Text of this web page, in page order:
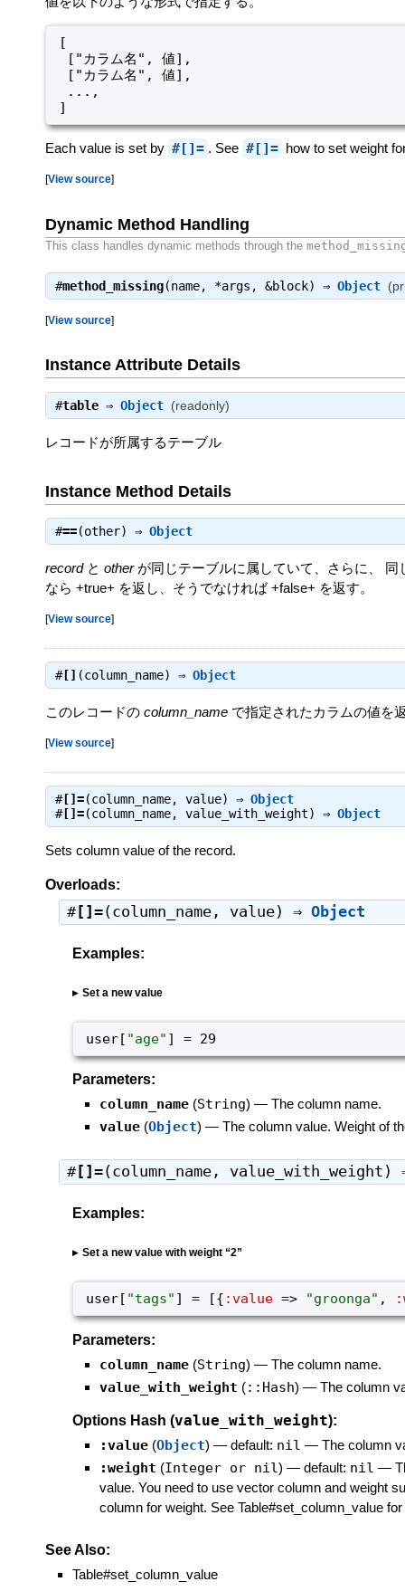
[
["カラム名", 値],
["カラム名", 値],
...,
Each value is set by #[]= . See #[]= how to set weight
[View source]
Dynamic Method Handling
This class handles dynamic methods through the
#method_missing(name, *args, &block) ⇒ Object
[View source]
Instance Attribute Details
#table ⇒ Object (readonly)
レコードが所属するテーブル
Instance Method Details
#==(other) ⇒ Object
recordと otherが同じテーブルに属していて、さらに、 同
なら +true+ を返し、そうでなければ +false+ を返す。
[View source]
#[] (column_name) ⇒ Object
このレコードの column_name で指定されたカラムの値を
[View source]
#[]=(column_name, value) ⇒ Object
#[]=(column_name, value_with_weight) ⇒ Object
Sets column value of the record.
Overloads:
#[]=(column_name, value) ⇒ Object
Examples:
Set a new value
user[ "age" ] = 29
Parameters:
column_name (String) — The column name.
value (Object) — The column value. Weight of
#[]=(column_name,
Examples:
Set a new value with weight “2”
user[ "tags" ] = [{ :value => "groonga" ,
Parameters:
column_name (String) — The column name.
value_with_weight (::Hash) — The column
Options Hash (value_with_weight):
:value (Object) — default: nil — The column
:weight (Integer or nil) — default: nil —
value. You need to use vector column and weight
column for weight. See Table#set_column_value
See Also:
Table#set_column_value